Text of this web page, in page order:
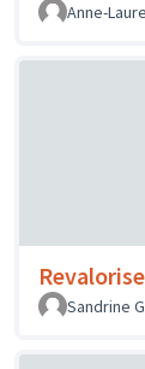
Anne-
Sandrine